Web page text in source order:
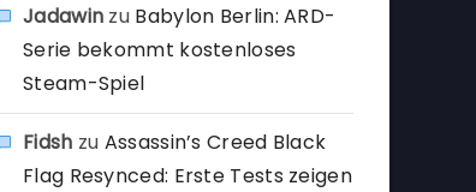
Jadawin zu Babylon Berlin: ARD-
Serie bekommt kostenloses
Steam-Spiel
Fidsh zu Assassin’s Creed Black
Flag Resynced: Erste Tests zeigen